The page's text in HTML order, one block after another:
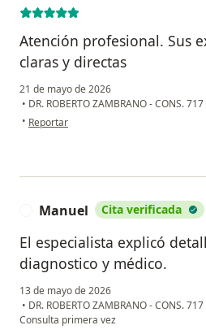
Atención profesional. Sus
claras y directas
21 de mayo de 2026
• DR. ROBERTO ZAMBRANO - CONS.
• en opinión del usuario Guillermo
Reportar
Manuel Cita verificada
El especialista explicó
diagnostico y médico.
13 de mayo de 2026
• DR. ROBERTO ZAMBRANO - CONS.
Consulta primera vez